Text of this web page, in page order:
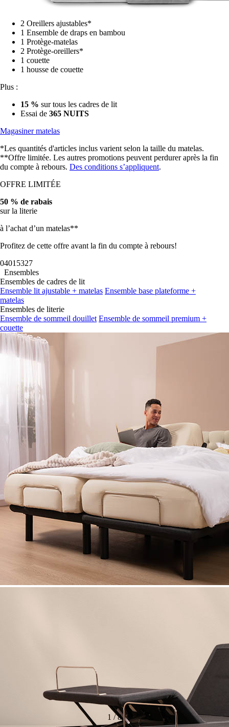
2 Oreillers ajustables*
1 Ensemble de draps en bambou
1 Protège-matelas
2 Protège-oreillers*
1 couette
1 housse de couette
Plus :
15 % sur tous les cadres de lit
Essai de 365 NUITS
Magasiner matelas
*Les quantités d'articles inclus varient selon la taille du matelas.
**Offre limitée. Les autres promotions peuvent perdurer après la fin
du compte à rebours. Des conditions s’appliquent.
OFFRE LIMITÉE
50 % de rabais
sur la literie
à l’achat d’un matelas**
Profitez de cette offre avant la fin du compte à rebours!
04015324
Ensembles
Ensembles de cadres de lit
Ensemble lit ajustable + matelas Ensemble base plateforme +
matelas
Ensembles de literie
Ensemble de sommeil douillet Ensemble de sommeil premium +
couette
1 /8